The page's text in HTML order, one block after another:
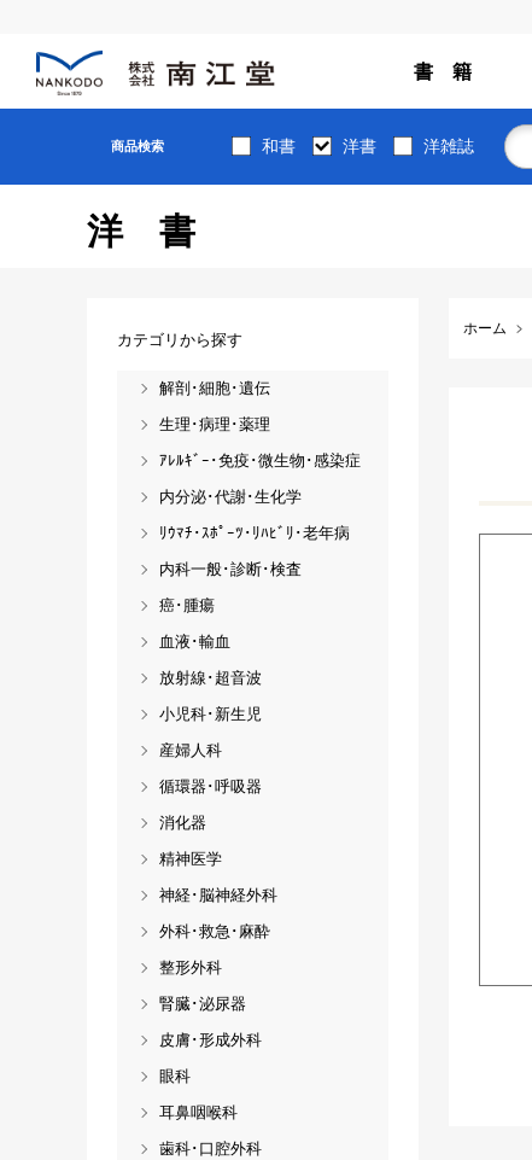
書 籍
商品検索 和書 洋書 洋雑誌
洋書
ホーム
カテゴリから探す
解剖･細胞･遺伝
生理･病理･薬理
ｱﾚﾙｷﾞｰ･免疫･微生物･感染症
内分泌･代謝･生化学
ﾘｳﾏﾁ･ｽﾎﾟｰﾂ･ﾘﾊﾋﾞﾘ･老年病
内科一般･診断･検査
癌･腫瘍
血液･輸血
放射線･超音波
小児科･新生児
産婦人科
循環器･呼吸器
消化器
精神医学
神経･脳神経外科
外科･救急･麻酔
整形外科
腎臓･泌尿器
皮膚･形成外科
眼科
耳鼻咽喉科
歯科･口腔外科